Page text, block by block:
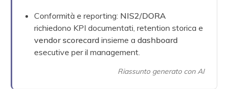
Conformità e reporting: NIS2/DORA
richiedono KPI documentati, retention storica e
vendor scorecard insieme adashboard
esecutive per il management.
Riassunto generato con AI